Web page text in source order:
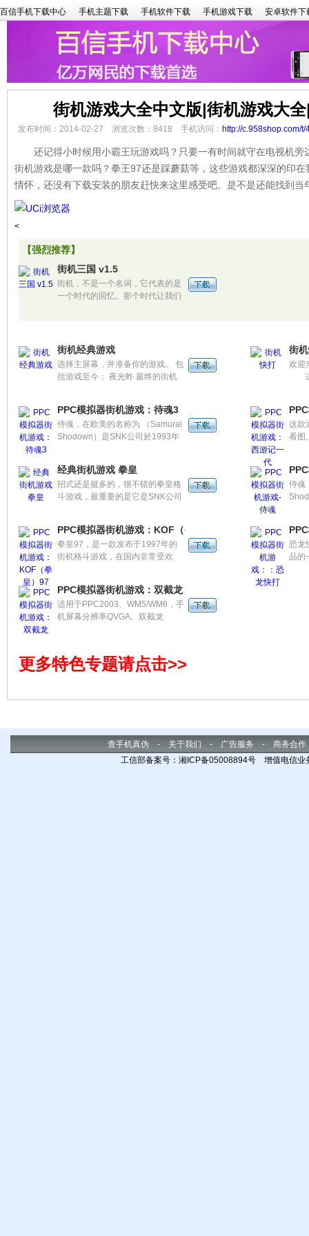
百信手机下载中心 手机主题下载 手机软件下载 手机游戏下载 安卓软件下
街机游戏大全中文版|街机游戏大
发布时间：2014-02-27 浏览次数：8418 手机访问： http://c.958shop.com/t/
还记得小时候用小霸王玩游戏吗？只要一有时间就守在电视机旁
街机游戏是哪一款吗？拳王97还是踩蘑菇等，这些游戏都深深的印
情怀，还没有下载安装的朋友赶快来这里感受吧。是不是还能找到当
<
【强烈推荐】
街机三国 v1.5
街机，不是一个名词，它代表的是
一个时代的回忆。那个时代让我们
的手机，为我们带来久违的快乐和
激情。让我们迎接这款三国街机手
游——《街机三国》火速降临吧！
街机经典游戏
选择主屏幕，并准备你的游戏。 包
括游戏至今： 夜光蚱 最终的街机
司机 这种愤怒的卡车司机穿过市区
跑，寻找金钱和零部件为他的卡
车。帮助他找到他们。
街
欢迎
这
翅膀
您在
喜爱
PPC模拟器街机游戏：待魂3
侍魂，在欧美的名称为 （Samurai
Shodown）是SNK公司於1993年
推出了系列作品。由于此系列前两
代中比较注重兵器的真实感，一些
舆论因此怀疑此游戏的制作团队在
开始改为卡通风格。
这款
看图
经典街机游戏 拳皇
招式还是挺多的，很不错的拳皇格
斗游戏，最重要的是它是SNK公司
侍魂
推出
代中
舆论
PPC模拟器街机游戏：KOF（拳皇）97
拳皇97，是一款发布于1997年的
街机格斗游戏，在国内非常受欢
作。也有一些经过修改的版本。
恐龙
品的
PPC模拟器街机游戏：双截龙
适用于PPC2003、WM5/WM6，手
机屏幕分辨率QVGA。双截龙
更多特色专题请点击>>
查手机真伪 - 关于我们 - 广告服务 - 商务合作
工信部备案号：湘ICP备05008894号 增值电信